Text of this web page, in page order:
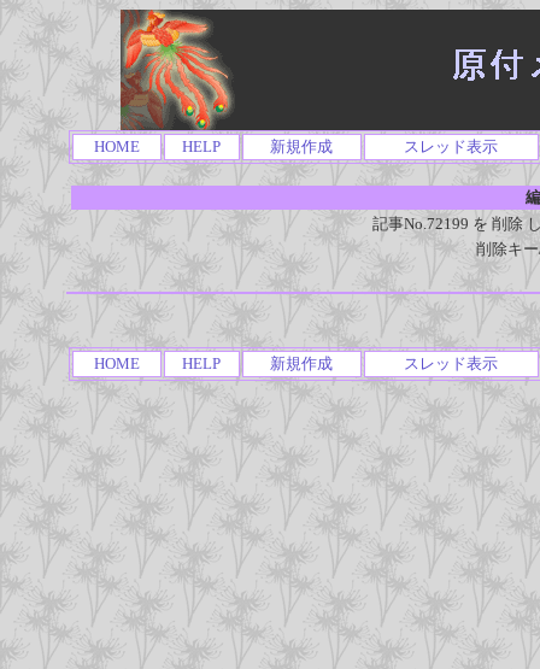
HOME HELP 新規作成 スレッド表示
記事No.72199 を 削除
削除キ
HOME HELP 新規作成 スレッド表示